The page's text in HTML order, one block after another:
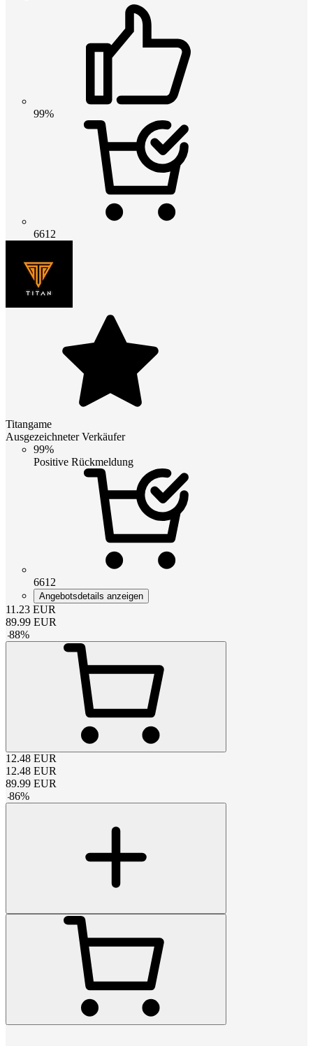
99%
6612
Titangame
Ausgezeichneter Verkäufer
99%
Positive Rückmeldung
6612
Angebotsdetails anzeigen
11.23 EUR
89.99 EUR
-88%
12.48 EUR
12.48 EUR
89.99 EUR
-86%